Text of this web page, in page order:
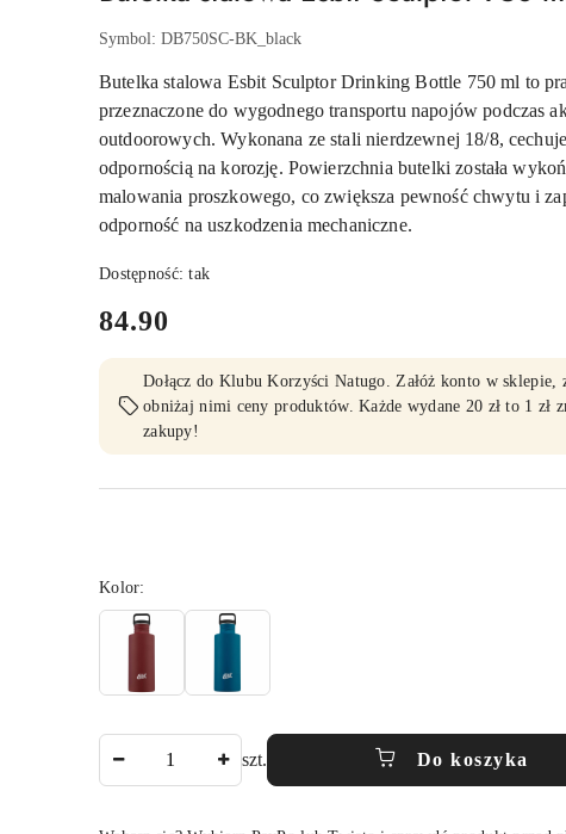
Symbol: DB750SC-BK_black
Butelka stalowa Esbit Sculptor Drinking Bottle 750 ml to
przeznaczone do wygodnego transportu napojów podczas
outdoorowych. Wykonana ze stali nierdzewnej 18/8,
odpornością na korozję. Powierzchnia butelki została
malowania proszkowego, co zwiększa pewność chwytu i
odporność na uszkodzenia mechaniczne.
Dostępność:tak
cena:
84.90
Dołącz do Klubu Korzyści Natugo. Załóż konto w
obniżaj nimi ceny produktów. Każde wydane 20 zł to 1 zł
zakupy!
Wariant
Kolor:
szt. Do koszyka